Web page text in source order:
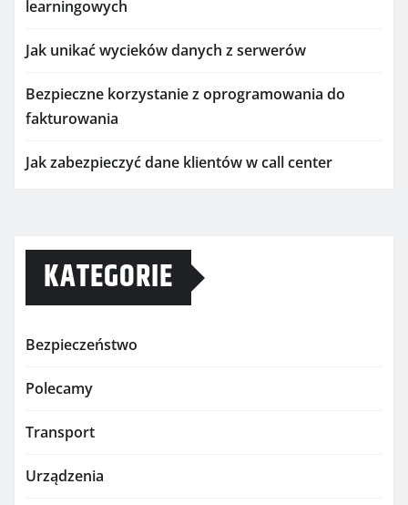
learningowych
Jak unikać wycieków danych z serwerów
Bezpieczne korzystanie z oprogramowania do
fakturowania
Jak zabezpieczyć dane klientów w call center
KATEGORIE
Bezpieczeństwo
Polecamy
Transport
Urządzenia